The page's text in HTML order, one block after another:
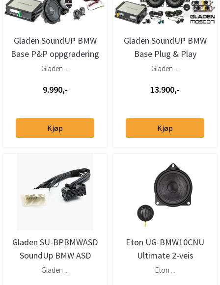
Gladen SoundUP BMW
Base P&P oppgradering
Gladen ...
9.990,-
Kjøp
Gladen SoundUP BMW
Base Plug & Play
frontsett og DSP-
Gladen ...
13.900,-
Kjøp
Gladen SU-BPBMWASD
SoundUp BMW ASD
bypasskabel
Gladen ...
Eton UG-BMW10CNU
Ultimate 2-veis
Senterhøyttaler BMW
Eton ...